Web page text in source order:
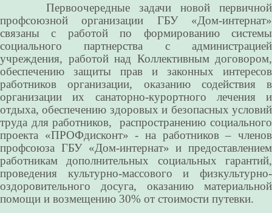
Первоочередные задачи новой первичной
профсоюзной организации ГБУ «Дом-интернат»
связаны с работой по формированию системы
социального партнерства с администрацией
учреждения, работой над Коллективным договором,
обеспечению защиты прав и законных интересов
работников организации, оказанию содействия в
организации их санаторно-курортного лечения и
отдыха, обеспечению здоровых и безопасных условий
труда для работников, распространению социального
проекта «ПРОФдисконт» - на работников – членов
профсоюза ГБУ «Дом-интернат» и предоставлением
работникам дополнительных социальных гарантий,
проведения культурно-массового и физкультурно-
оздоровительного досуга, оказанию материальной
помощи и возмещению 30% от стоимости путевки.